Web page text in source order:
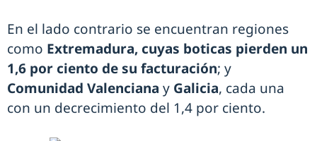
En el lado contrario se encuentran regiones
como Extremadura, cuyas boticas pierden un
1,6 por ciento de su facturación; y
Comunidad Valenciana y Galicia, cada una
con un decrecimiento del 1,4 por ciento.